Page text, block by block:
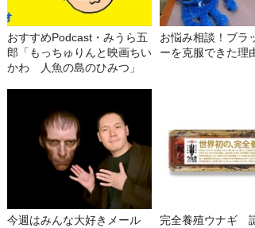
おすすめPodcast・みうら五
郎「もっちゅりんと映画ちい
かわ 人魚の島のひみつ」
お悩み相談！ブラ
ーを克服できた理
今週はみんな大好きメール
完全養殖ウナギ